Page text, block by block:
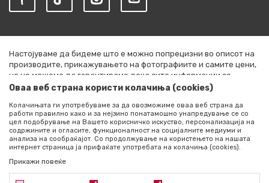
Настојуваме да бидеме што е можно попрецизни во описот на
производите, прикажувањето на фотографиите и самите цени,
но не можеме да гарантираме дека сите информации се
комплетни и без грешки. Сите артикли прикажани на сајтот се
секој момент. Расположливоста на производите можете да ја
проверите со повик на +389 76 444 490
©2026 literatura.mk, Изработено одNB SOFT. Сите права
задржани.
Оваа веб страна користи колачиња (cookies)
Колачињата ги употребуваме за да овозможиме оваа веб страна да
работи правилно како и за нејзино понатамошно унапредување се со
цел подобрување на Вашето корисничко искуство, персонализација на
содржините и огласите, функционалност на социјалните медиуми и
анализа на сообраќајот. Со продолжување на користењето на нашата
интернет страница ја прифаќате употребата на колачиња (cookies).
Прикажи повеќе